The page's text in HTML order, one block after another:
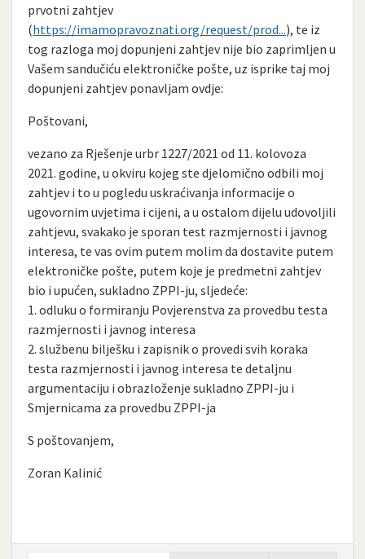
prvotni zahtjev
(https://imamopravoznati.org/request/prod...), te iz
tog razloga moj dopunjeni zahtjev nije bio zaprimljen u
Vašem sandučiću elektroničke pošte, uz isprike taj moj
dopunjeni zahtjev ponavljam ovdje:
Poštovani,
vezano za Rješenje urbr 1227/2021 od 11. kolovoza
2021. godine, u okviru kojeg ste djelomično odbili moj
zahtjev i to u pogledu uskraćivanja informacije o
ugovornim uvjetima i cijeni, a u ostalom dijelu udovoljili
zahtjevu, svakako je sporan test razmjernosti i javnog
interesa, te vas ovim putem molim da dostavite putem
elektroničke pošte, putem koje je predmetni zahtjev
bio i upućen, sukladno ZPPI-ju, sljedeće:
1. odluku o formiranju Povjerenstva za provedbu testa
razmjernosti i javnog interesa
2. službenu bilješku i zapisnik o provedi svih koraka
testa razmjernosti i javnog interesa te detaljnu
argumentaciju i obrazloženje sukladno ZPPI-ju i
Smjernicama za provedbu ZPPI-ja
S poštovanjem,
Zoran Kalinić